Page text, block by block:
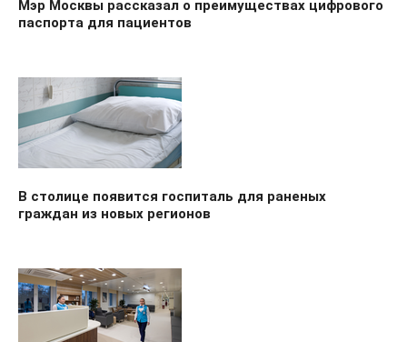
Мэр Москвы рассказал о преимуществах цифрового
паспорта для пациентов
В столице появится госпиталь для раненых
граждан из новых регионов